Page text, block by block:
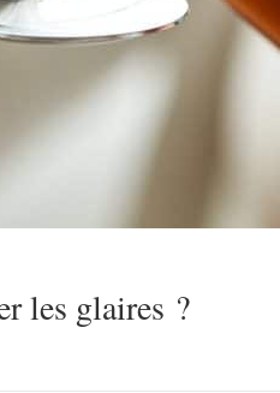
les glaires ?